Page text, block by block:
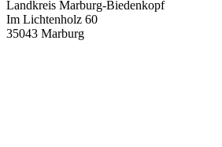
Landkreis Marburg-Biedenkopf
Im Lichtenholz 60
35043 Marburg